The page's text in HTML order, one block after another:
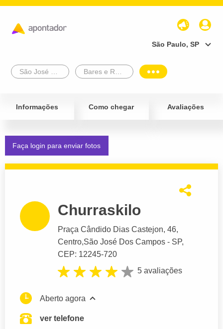
São Paulo, SP
Informações Como chegar Avaliações
Faça login para enviar fotos
Churraskilo
Praça Cândido Dias Castejon, 46,
Centro,São José Dos Campos - SP,
CEP: 12245-720
5 avaliações
Aberto agora
ver telefone